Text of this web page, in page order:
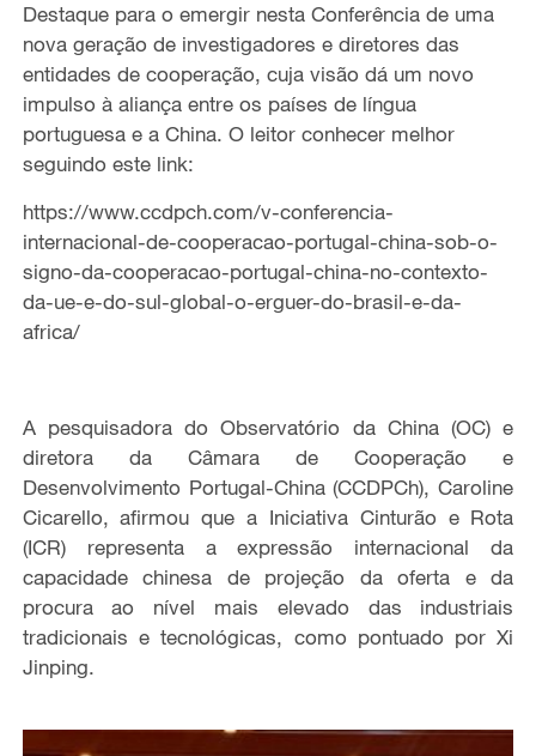
Destaque para o emergir nesta Conferência de uma
nova geração de investigadores e diretores das
entidades de cooperação, cuja visão dá um novo
impulso à aliança entre os países de língua
portuguesa e a China. O leitor conhecer melhor
seguindo este link:
https://www.ccdpch.com/v-conferencia-
internacional-de-cooperacao-portugal-china-sob-o-
signo-da-cooperacao-portugal-china-no-contexto-
da-ue-e-do-sul-global-o-erguer-do-brasil-e-da-
africa/
A pesquisadora do Observatório da China (OC) e
diretora da Câmara de Cooperação e
Desenvolvimento Portugal-China (CCDPCh), Caroline
Cicarello, afirmou que a Iniciativa Cinturão e Rota
(ICR) representa a expressão internacional da
capacidade chinesa de projeção da oferta e da
procura ao nível mais elevado das industriais
tradicionais e tecnológicas, como pontuado por Xi
Jinping.